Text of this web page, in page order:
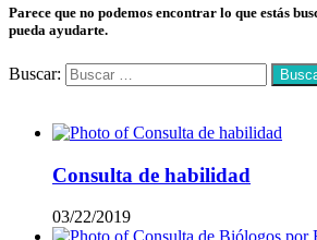
Parece que no podemos encontrar lo que estás
pueda ayudarte.
Buscar:
Consulta de habilidad
03/22/2019